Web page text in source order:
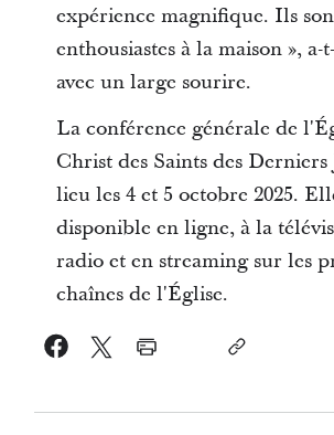
expérience magnifique. Ils
enthousiastes à la maison »,
avec un large sourire.
La conférence générale de
Christ des Saints des Derniers
lieu les 4 et 5 octobre 2025.
disponible en ligne, à la
radio et en streaming sur les
chaînes de l'Église.